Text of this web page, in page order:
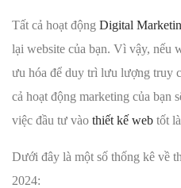
Tất cả hoạt động Digital
lại website của bạn. Vì vậy, nếu
ưu hóa để duy trì lưu lượng truy
cả hoạt động marketing của bạn
việc đầu tư vào thiết kế web tốt
Dưới đây là một số thống kê về
2024: